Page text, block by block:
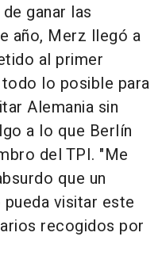
ganar las
año, Merz llegó a
al primer
lo posible para
Alemania sin
a lo que Berlín
del TPI. "Me
que un
visitar este
recogidos por